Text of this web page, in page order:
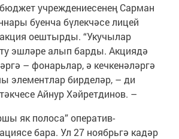
учреждениесенең Сарман
буенча бүлекчәсе лицей
оештырды. “Укучылар
эшләре алып барды. Акциядә
– фонарьлар, ә кечкенәләргә
элементлар бирделәр, – ди
Айнур Хәйретдинов. –
як полоса” оператив-
бара. Ул 27 ноябрьгә кадәр